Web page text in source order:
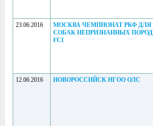
23.06.2016
МОСКВА ЧЕМПИОНАТ РКФ ДЛЯ
СОБАК НЕПРИЗНАННЫХ ПОРОД
FCI
12.06.2016
НОВОРОССИЙСК НГОО ОЛС